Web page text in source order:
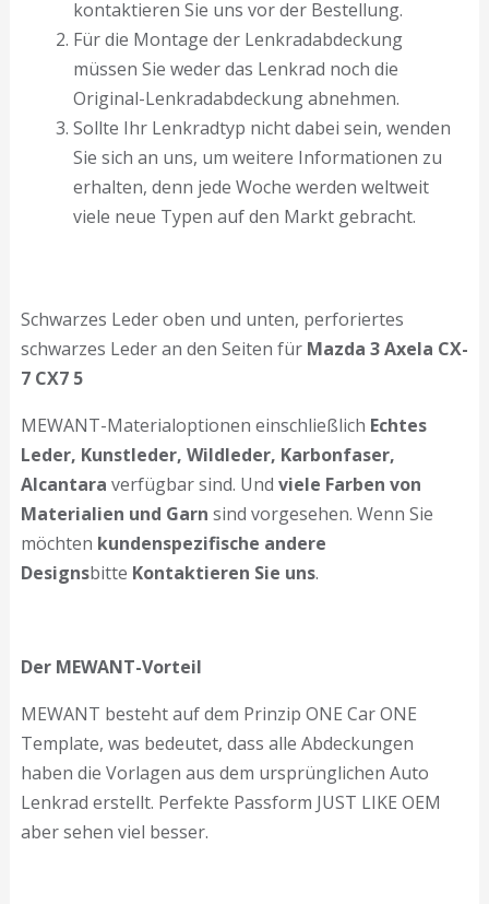
kontaktieren Sie uns vor der Bestellung.
Für die Montage der Lenkradabdeckung
müssen Sie weder das Lenkrad noch die
Original-Lenkradabdeckung abnehmen.
Sollte Ihr Lenkradtyp nicht dabei sein, wenden
Sie sich an uns, um weitere Informationen zu
erhalten, denn jede Woche werden weltweit
viele neue Typen auf den Markt gebracht.
Schwarzes Leder oben und unten, perforiertes
schwarzes Leder an den Seiten für Mazda 3 Axela CX-
7 CX7 5
MEWANT-Materialoptionen einschließlich Echtes
Leder, Kunstleder, Wildleder, Karbonfaser,
Alcantara verfügbar sind. Und viele Farben von
Materialien und Garn sind vorgesehen. Wenn Sie
möchten kundenspezifische andere
Designsbitte Kontaktieren Sie uns.
Der MEWANT-Vorteil
MEWANT besteht auf dem Prinzip ONE Car ONE
Template, was bedeutet, dass alle Abdeckungen
haben die Vorlagen aus dem ursprünglichen Auto
Lenkrad erstellt. Perfekte Passform JUST LIKE OEM
aber sehen viel besser.